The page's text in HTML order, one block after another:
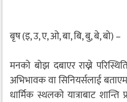
बृष (इ, उ, ए, ओ, बा, बि, बु, बे, बो) –
मनको बोझ दबाएर राख्ने
अभिभावक वा सिनियर्सलाई
धार्मिक स्थलको यात्राबाट